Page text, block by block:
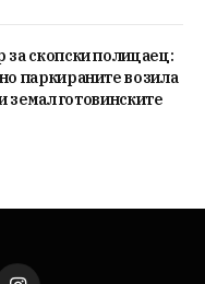
скопски полицаец:
паркираните возила
земал готовинските